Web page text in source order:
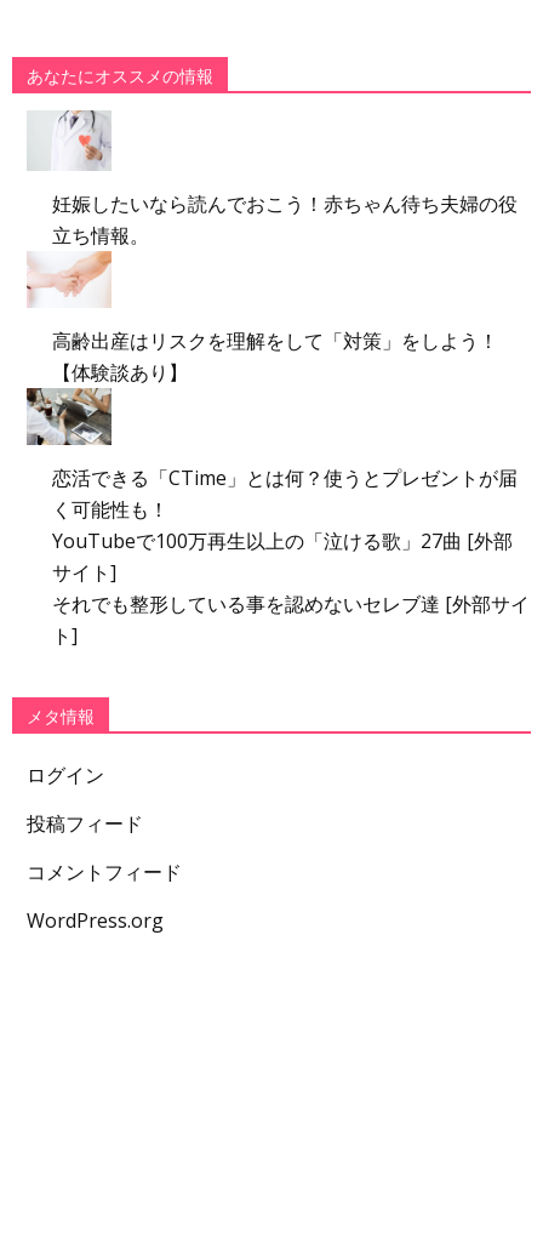
あなたにオススメの情報
妊娠したいなら読んでおこう！赤ちゃん待ち夫婦の役
立ち情報。
高齢出産はリスクを理解をして「対策」をしよう！
【体験談あり】
恋活できる「CTime」とは何？使うとプレゼントが届
く可能性も！
YouTubeで100万再生以上の「泣ける歌」27曲 [外部
サイト]
それでも整形している事を認めないセレブ達 [外部サイ
ト]
メタ情報
ログイン
投稿フィード
コメントフィード
WordPress.org